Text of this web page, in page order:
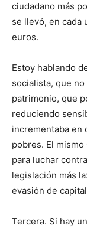
ciudadano más
se llevó, en cada
euros.
Estoy hablando
socialista, que
patrimonio, que
reduciendo
incrementaba en
pobres. El
para luchar
legislación más
evasión de
Tercera. Si hay